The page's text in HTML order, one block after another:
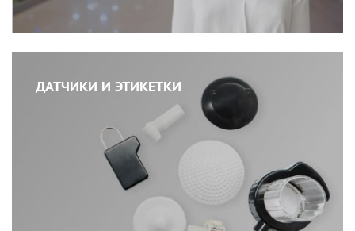
ДАТЧИКИ И ЭТИКЕТКИ